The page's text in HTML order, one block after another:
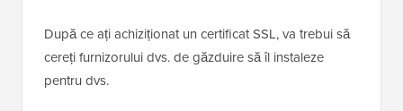
După ce ați achiziționat un certificat SSL, va trebui să
cereți furnizorului dvs. de găzduire să îl instaleze
pentru dvs.